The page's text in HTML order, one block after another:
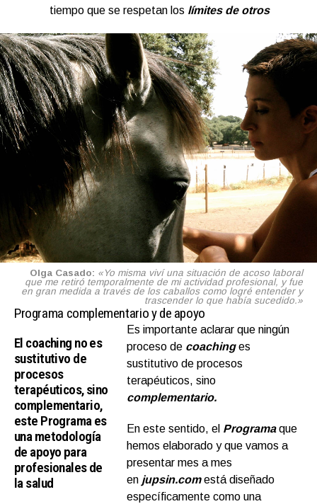
tiempo que se respetan los límites de otros
Olga Casado: «Yo misma viví una situación de acoso laboral
que me retiró temporalmente de mi actividad profesional, y fue
en gran medida a través de los caballos como logré entender y
trascender lo que había sucedido.»
Programa complementario y de apoyo
El coaching no es
sustitutivo de
procesos
terapéuticos, sino
complementario,
este Programa es
una metodología
de apoyo para
profesionales de
la salud
Es importante aclarar que ningún
proceso de coachinges
sustitutivo de procesos
terapéuticos, sino
complementario.
En este sentido, el Programa que
hemos elaborado y que vamos a
presentar mes a mes
en jupsin.comestá diseñado
específicamente como una